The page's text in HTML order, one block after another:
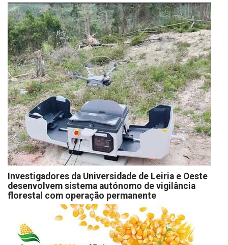
Investigadores da Universidade de Leiria e Oeste
desenvolvem sistema autónomo de vigilância
florestal com operação permanente